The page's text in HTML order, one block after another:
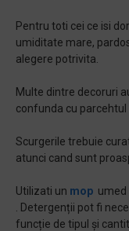
Pentru toti cei ce isi
umiditate mare,
alegere potrivita.
Multe dintre decoruri
confunda cu parcehtul
Scurgerile trebuie
atunci cand sunt
Utilizati un mop umed
. Detergenții pot fi
funcție de tipul și